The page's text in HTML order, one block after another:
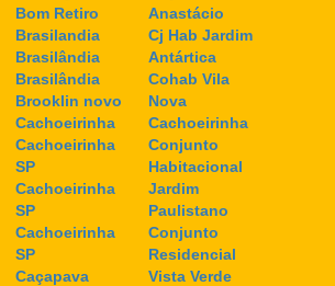
Bom Retiro
Brasilandia
Brasilândia
Brasilândia
Brooklin novo
Cachoeirinha
Cachoeirinha
SP
Cachoeirinha
SP
Cachoeirinha
SP
Caçapava
Anastácio
Cj Hab Jardim
Antártica
Cohab Vila
Nova
Cachoeirinha
Conjunto
Habitacional
Jardim
Paulistano
Conjunto
Residencial
Vista Verde